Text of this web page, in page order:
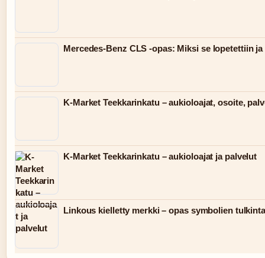
Mercedes-Benz CLS -opas: Miksi se lopetettiin
K-Market Teekkarinkatu – aukioloajat, osoite,
K-Market Teekkarinkatu – aukioloajat ja palvelut
Linkous kielletty merkki – opas symbolien